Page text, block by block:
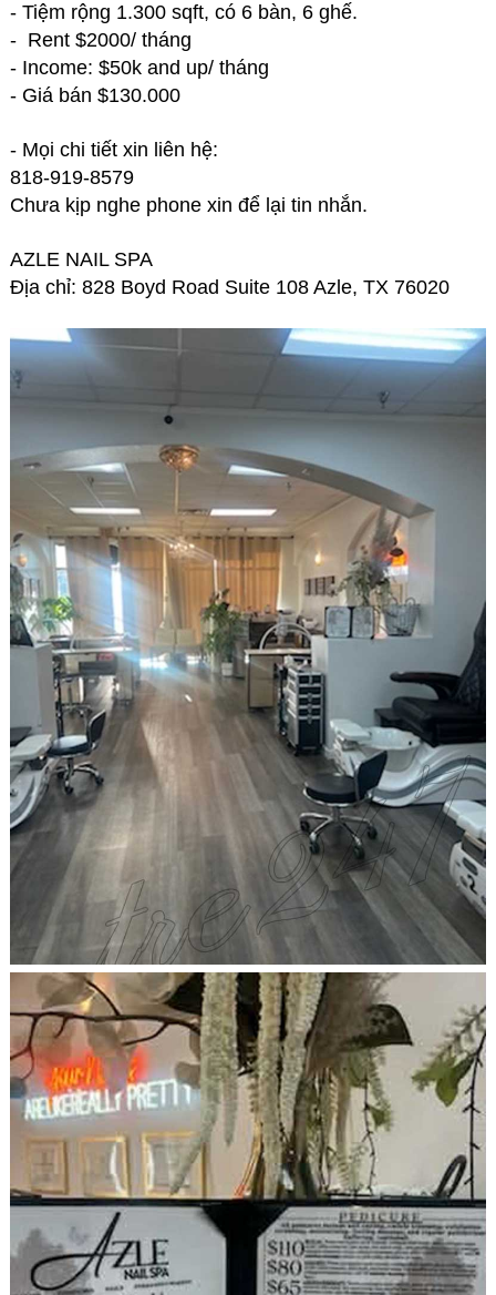
- Tiệm rộng 1.300 sqft, có 6 bàn, 6 ghế.
- Rent $2000/ tháng
- Income: $50k and up/ tháng
- Giá bán $130.000
- Mọi chi tiết xin liên hệ:
818-919-8579
Chưa kịp nghe phone xin để lại tin nhắn.
AZLE NAIL SPA
Địa chỉ: 828 Boyd Road Suite 108 Azle, TX 76020